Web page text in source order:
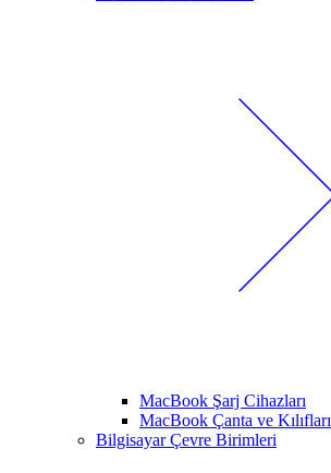
MacBook Şarj Cihazları
MacBook Çanta ve Kılıfları
Bilgisayar Çevre Birimleri